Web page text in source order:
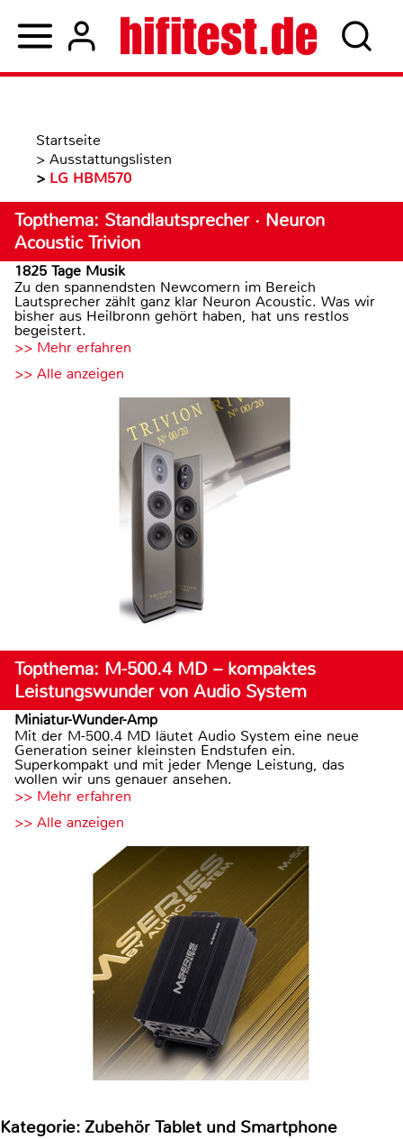
Startseite
> Ausstattungslisten
> LG HBM570
Topthema: Standlautsprecher · Neuron
Acoustic Trivion
1825 Tage Musik
Zu den spannendsten Newcomern im Bereich
Lautsprecher zählt ganz klar Neuron Acoustic. Was wir
bisher aus Heilbronn gehört haben, hat uns restlos
begeistert.
>> Mehr erfahren
>> Alle anzeigen
Topthema: M-500.4 MD – kompaktes
Leistungswunder von Audio System
Miniatur-Wunder-Amp
Mit der M-500.4 MD läutet Audio System eine neue
Generation seiner kleinsten Endstufen ein.
Superkompakt und mit jeder Menge Leistung, das
wollen wir uns genauer ansehen.
>> Mehr erfahren
>> Alle anzeigen
Kategorie: Zubehör Tablet und Smartphone